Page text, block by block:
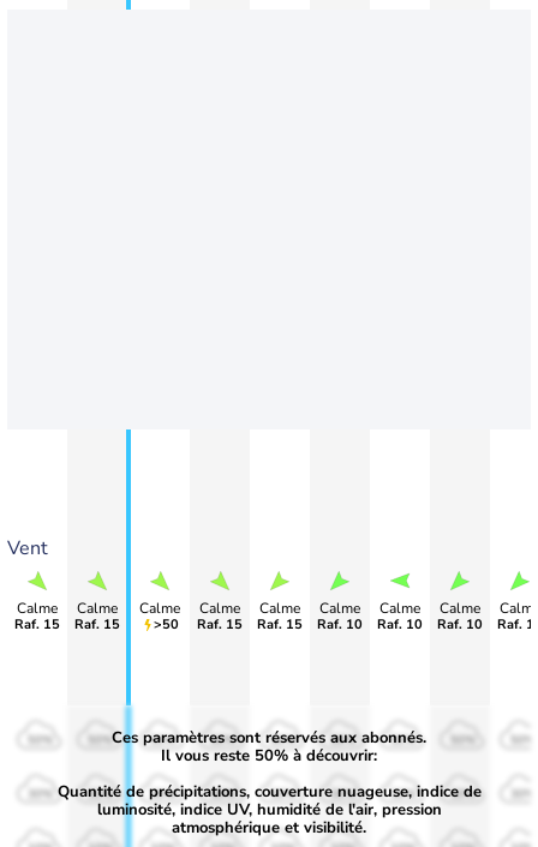
Vent
Calme
Raf. 15
Calme
Raf. 15
Calme
>50
Calme
Raf. 15
Calme
Raf. 15
Calme
Raf. 10
Calme
Raf. 10
Calme
Raf. 10 Raf.
50%
30%
50%
30%
50%
30%
50%
30%
50%
30%
50%
30%
50%
30% 30% 30%
Ces paramètres sont réservés aux abonnés.
Il vous reste 50% à découvrir:
Quantité de précipitations, couverture nuageuse, indice de
luminosité, indice UV, humidité de l'air, pression
atmosphérique et visibilité.